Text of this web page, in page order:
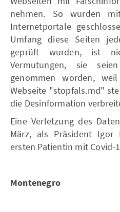
nehmen. So wurden
Internetportale
Umfang diese Seiten
geprüft wurden, ist
Vermutungen, sie
genommen worden,
Webseite "stopfals.md"
die Desinformation
Eine Verletzung des
März, als Präsident
ersten Patientin mit
Montenegro